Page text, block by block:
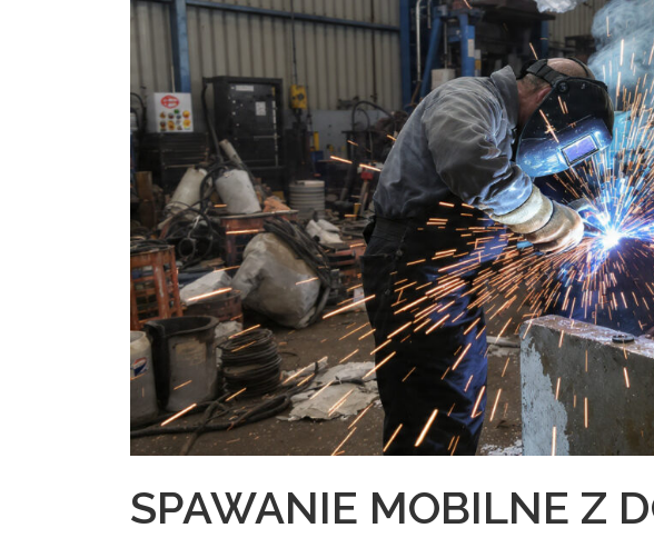
SPAWANIE MOBILNE Z